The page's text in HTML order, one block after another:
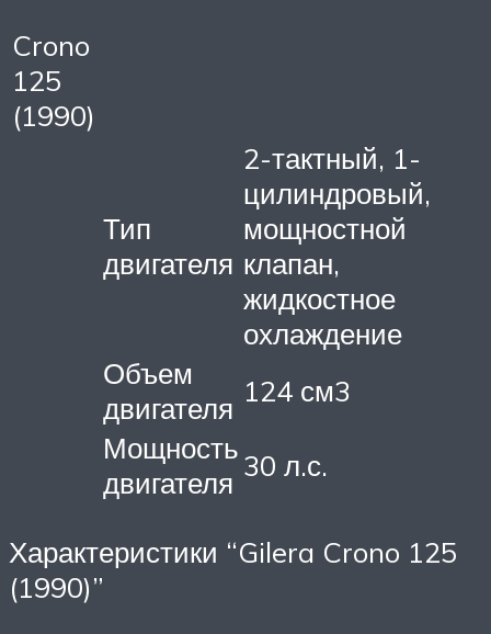
Crono
125
(1990)
Тип
двигателя
2-тактный, 1-
цилиндровый,
мощностной
клапан,
жидкостное
охлаждение
Объем
двигателя 124 см3
Мощность
двигателя 30 л.с.
Характеристики “Gilera Crono 125
(1990)”